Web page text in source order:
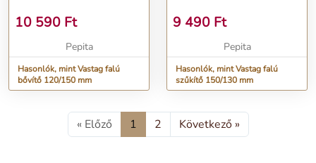
10 590 Ft
Pepita
Hasonlók, mint Vastag falú
bővítő 120/150 mm
9 490 Ft
Pepita
Hasonlók, mint Vastag falú
szűkítő 150/130 mm
« Előző 1 2 Következő »